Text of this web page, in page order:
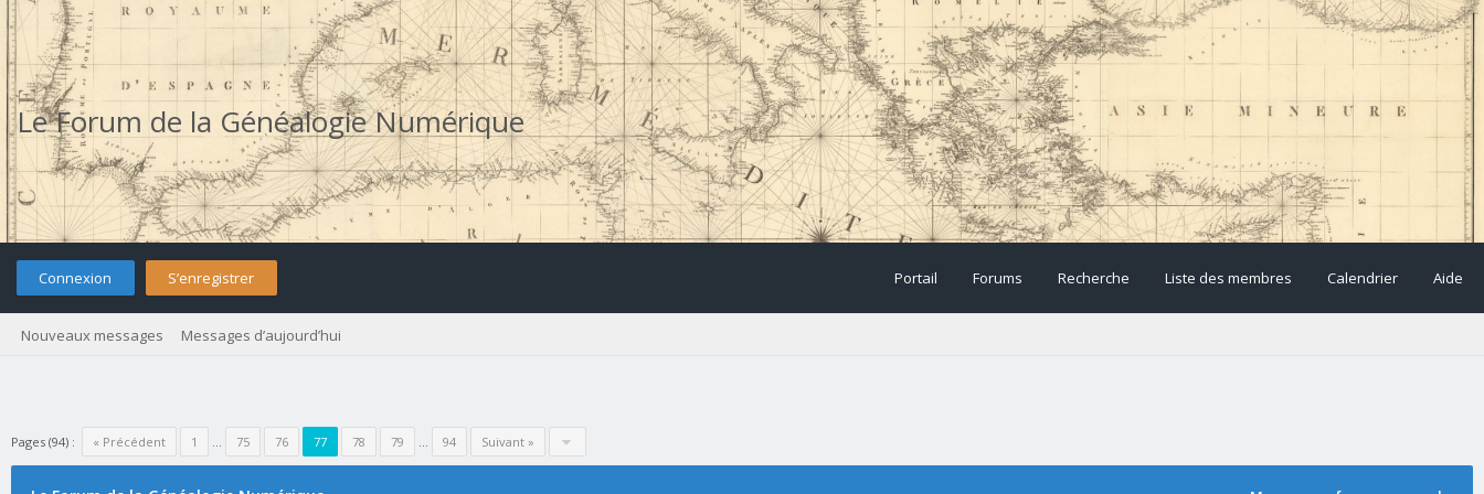
Le Forum de la Généalogie Numérique
Connexion S’enregistrer Portail Forums Recherche Liste des membres Calendrier Aide
Nouveaux messages Messages d’aujourd’hui
Pages (94) : « Précédent 1 … 75 76 77 78 79 … 94 Suivant »